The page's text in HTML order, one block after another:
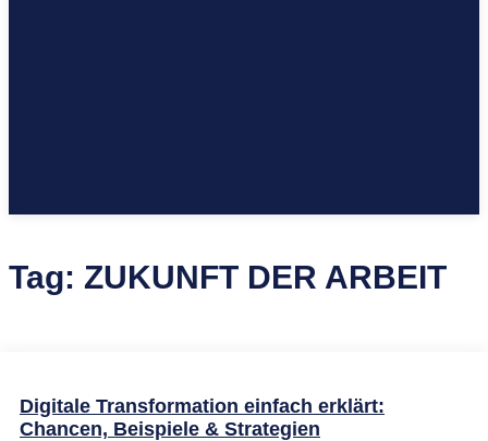
Tag: ZUKUNFT DER ARBEIT
Digitale Transformation einfach erklärt:
Chancen, Beispiele & Strategien